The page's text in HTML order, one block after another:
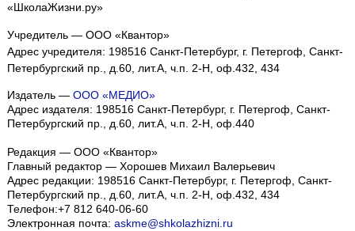
«ШколаЖизни.ру»
Учредитель — ООО «Квантор»
Адрес учредителя: 198516 Санкт-Петербург, г. Петергоф, Санкт-
Петербургский пр., д.60, лит.А, ч.п. 2-Н, оф.432, 434
Издатель — ООО «МЕДИО»
Адрес издателя: 198516 Санкт-Петербург, г. Петергоф, Санкт-
Петербургский пр., д.60, лит.А, ч.п. 2-Н, оф.440
Редакция — ООО «Квантор»
Главный редактор — Хорошев Михаил Валерьевич
Адрес редакции: 198516 Санкт-Петербург, г. Петергоф, Санкт-
Петербургский пр., д.60, лит.А, ч.п. 2-Н, оф.432, 434
Телефон:+7 812 640-06-60
Электронная почта: askme@shkolazhizni.ru